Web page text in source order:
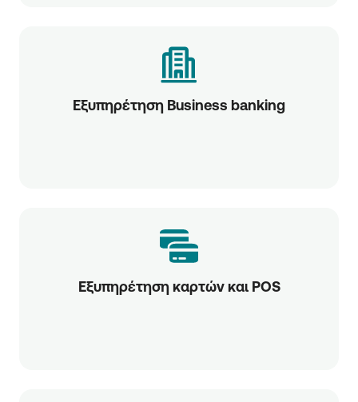
Εξυπηρέτηση Business banking
Εξυπηρέτηση καρτών και POS